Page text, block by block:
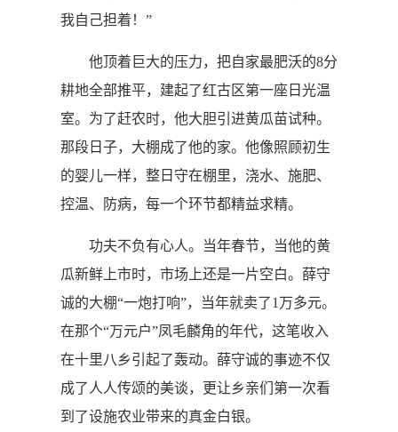
我自己担着！”
他顶着巨大的压力，把自家最肥沃的8分
耕地全部推平，建起了红古区第一座日光温
室。为了赶农时，他大胆引进黄瓜苗试种。
那段日子，大棚成了他的家。他像照顾初生
的婴儿一样，整日守在棚里，浇水、施肥、
控温、防病，每一个环节都精益求精。
功夫不负有心人。当年春节，当他的黄
瓜新鲜上市时，市场上还是一片空白。薛守
诚的大棚“一炮打响”，当年就卖了1万多元。
在那个“万元户”凤毛麟角的年代，这笔收入
在十里八乡引起了轰动。薛守诚的事迹不仅
成了人人传颂的美谈，更让乡亲们第一次看
到了设施农业带来的真金白银。